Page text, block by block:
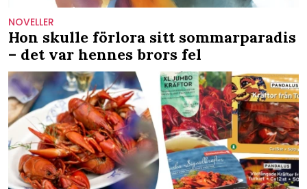
NOVELLER
Hon skulle förlora sitt sommarparadis
– det var hennes brors fel